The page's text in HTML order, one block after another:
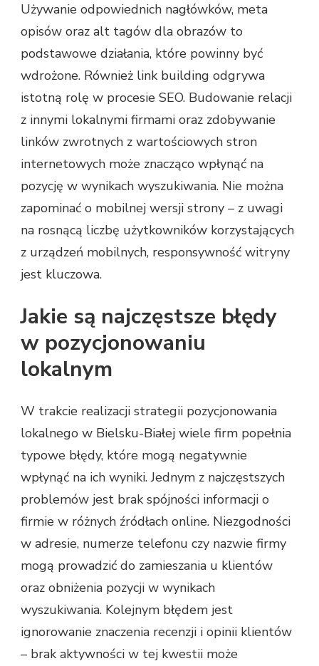
Używanie odpowiednich nagłówków, meta
opisów oraz alt tagów dla obrazów to
podstawowe działania, które powinny być
wdrożone. Również link building odgrywa
istotną rolę w procesie SEO. Budowanie relacji
z innymi lokalnymi firmami oraz zdobywanie
linków zwrotnych z wartościowych stron
internetowych może znacząco wpłynąć na
pozycję w wynikach wyszukiwania. Nie można
zapominać o mobilnej wersji strony – z uwagi
na rosnącą liczbę użytkowników korzystających
z urządzeń mobilnych, responsywność witryny
jest kluczowa.
Jakie są najczęstsze błędy
w pozycjonowaniu
lokalnym
W trakcie realizacji strategii pozycjonowania
lokalnego w Bielsku-Białej wiele firm popełnia
typowe błędy, które mogą negatywnie
wpłynąć na ich wyniki. Jednym z najczęstszych
problemów jest brak spójności informacji o
firmie w różnych źródłach online. Niezgodności
w adresie, numerze telefonu czy nazwie firmy
mogą prowadzić do zamieszania u klientów
oraz obniżenia pozycji w wynikach
wyszukiwania. Kolejnym błędem jest
ignorowanie znaczenia recenzji i opinii klientów
– brak aktywności w tej kwestii może